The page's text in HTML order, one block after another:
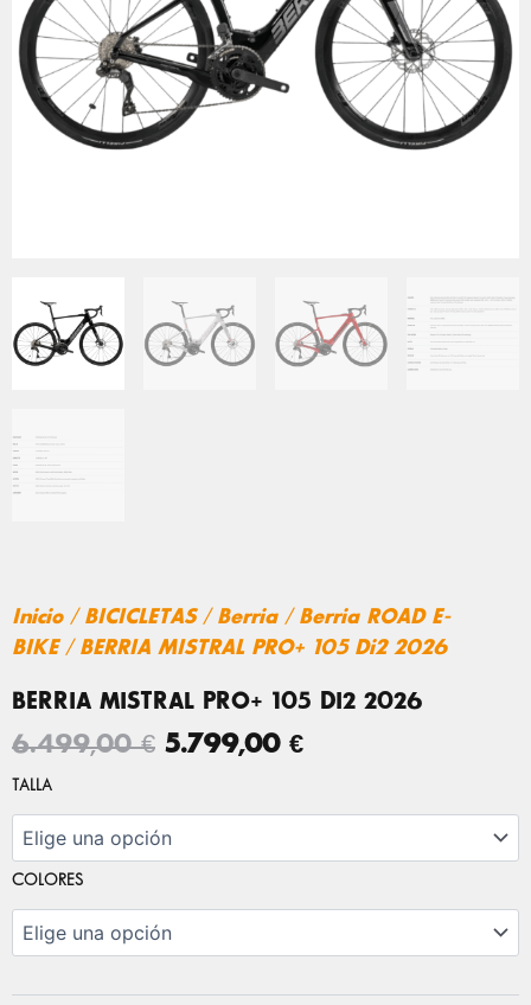
Inicio/ BICICLETAS/ Berria/ Berria ROAD E-
BIKE/ BERRIA MISTRAL PRO+ 105 Di2 2026
BERRIA MISTRAL PRO+ 105 DI2 2026
6.499,00€ EL
ERA:
6.499,00 €.
5.799,00 €EL
5.799,00 €.
TALLA
COLORES
BERRIA
105
Di2